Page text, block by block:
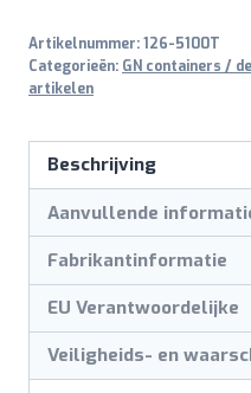
mm
aantal
Artikelnummer:126-5100T
Categorieën: GN containers /
artikelen
Beschrijving
Aanvullende
Fabrikantinformatie
EU Verantwoordelijke
Veiligheids- en